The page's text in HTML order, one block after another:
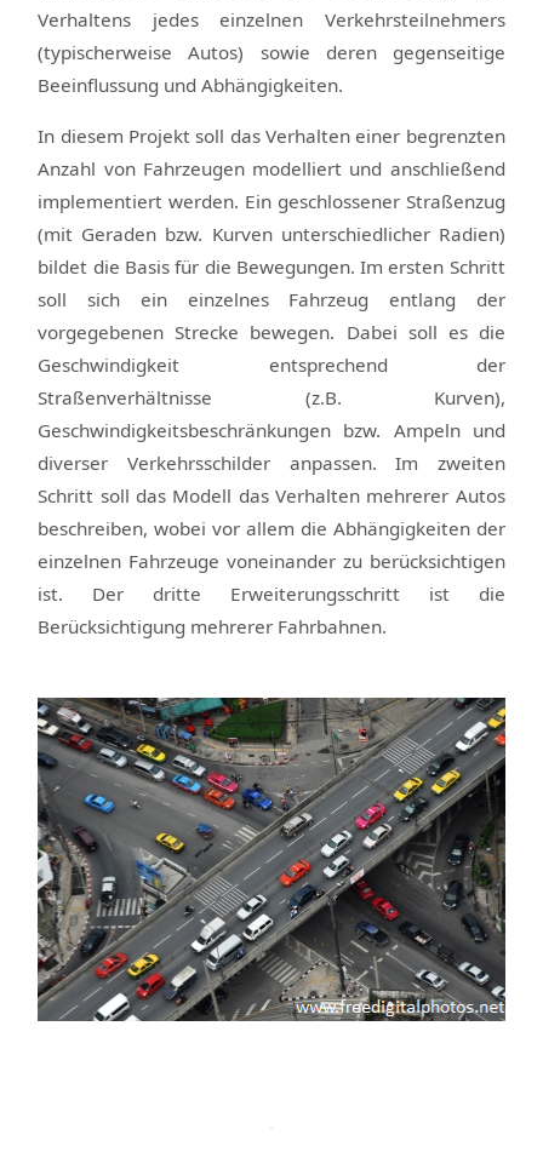
Verhaltens jedes einzelnen Verkehrsteilnehmers
(typischerweise Autos) sowie deren gegenseitige
Beeinflussung und Abhängigkeiten.
In diesem Projekt soll das Verhalten einer begrenzten
Anzahl von Fahrzeugen modelliert und anschließend
implementiert werden. Ein geschlossener Straßenzug
(mit Geraden bzw. Kurven unterschiedlicher Radien)
bildet die Basis für die Bewegungen. Im ersten Schritt
soll sich ein einzelnes Fahrzeug entlang der
vorgegebenen Strecke bewegen. Dabei soll es die
Geschwindigkeit entsprechend der
Straßenverhältnisse (z.B. Kurven),
Geschwindigkeitsbeschränkungen bzw. Ampeln und
diverser Verkehrsschilder anpassen. Im zweiten
Schritt soll das Modell das Verhalten mehrerer Autos
beschreiben, wobei vor allem die Abhängigkeiten der
einzelnen Fahrzeuge voneinander zu berücksichtigen
ist. Der dritte Erweiterungsschritt ist die
Berücksichtigung mehrerer Fahrbahnen.